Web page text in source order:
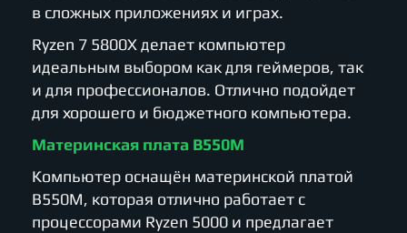
в сложных приложениях и играх.
Ryzen 7 5800X делает компьютер
идеальным выбором как для геймеров, так
и для профессионалов. Отлично подойдет
для хорошего и бюджетного компьютера.
Материнская плата B550M
Компьютер оснащён материнской платой
B550M, которая отлично работает с
процессорами Ryzen 5000 и предлагает